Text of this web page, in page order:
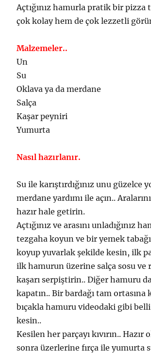
Açtığınız hamurla pratik bir pizza
çok kolay hem de çok lezzetli
Malzemeler..
Un
Su
Oklava ya da merdane
Salça
Kaşar peyniri
Yumurta
Nasıl hazırlanır.
Su ile karıştırdığınız unu güzelce
merdane yardımı ile açın..
hazır hale getirin.
Açtığınız ve arasını unladığınız
tezgaha koyun ve bir yemek
koyup yuvarlak şekilde kesin, ilk
ilk hamurun üzerine salça sosu ve
kaşarı serpiştirin.. Diğer hamuru
kapatın.. Bir bardağı tam ortasına
bıçakla hamuru videodaki gibi
kesin..
Kesilen her parçayı kıvırın.. Hazır
sonra üzerlerine fırça ile yumurta